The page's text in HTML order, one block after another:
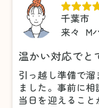
千葉市
来々 M
温かい対応でと
引っ越し準備で
ました。事前に
当日を迎えるこ